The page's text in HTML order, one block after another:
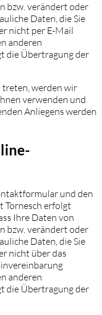
bzw. verändert oder
Daten, die Sie
nicht per E-Mail
anderen
die Übertragung der
treten, werden wir
verwenden und
Anliegens werden
und den
Tornesch erfolgt
Ihre Daten von
bzw. verändert oder
Daten, die Sie
nicht über das
anderen
die Übertragung der